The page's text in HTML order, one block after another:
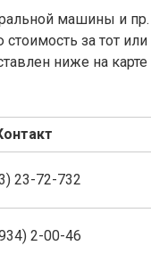
машины и пр.
за тот или
ниже на карте
23-72-732
2-00-46